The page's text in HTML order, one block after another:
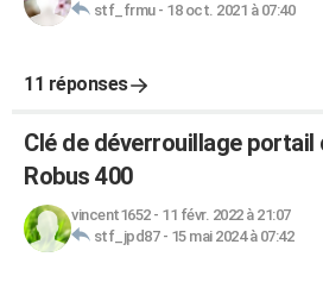
stf_frmu- 18 oct. 2021 à 07:40
11 réponses
Clé de déverrouillage
Robus 400
vincent1652- 11 févr. 2022 à 21:07
stf_jpd87- 15 mai 2024 à 07:42